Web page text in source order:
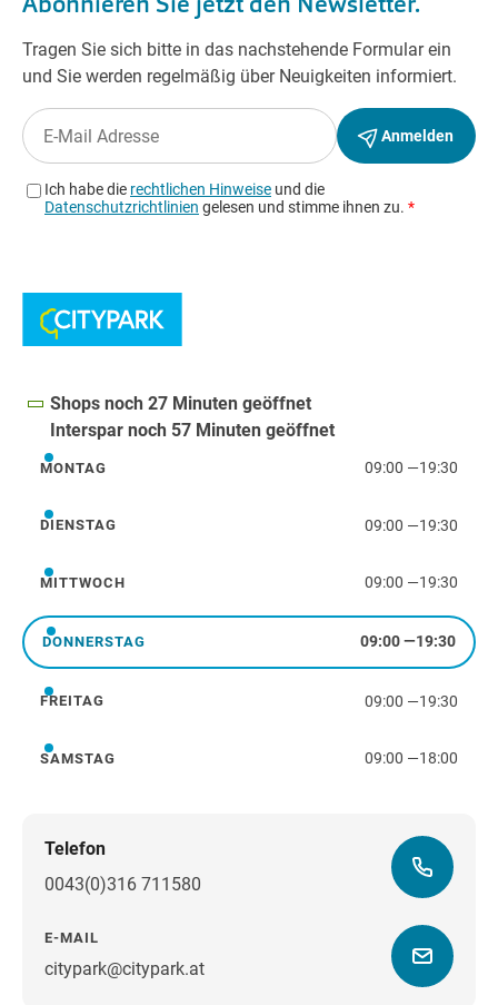
Shops noch 27 Minuten geöffnet
Interspar noch 57 Minuten geöffnet
Montag
MONTAG 09:00 —19:30
Dienstag
DIENSTAG 09:00 —19:30
Mittwoch
MITTWOCH 09:00 —19:30
Donnerstag
DONNERSTAG 09:00—19:30
Freitag
FREITAG 09:00 —19:30
Samstag
SAMSTAG 09:00 —18:00
Telefon
0043(0)316 711580
E-MAIL
citypark@citypark.atWegbeschreibung